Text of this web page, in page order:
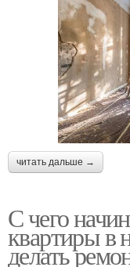
читать дальше →
С чего
квартиры в
делать